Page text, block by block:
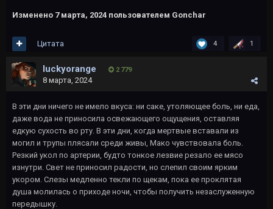
Изменено 7 марта, 2024 пользователем Gonchar
4 1
Цитата
luckyorange 2 779
8 марта, 2024
В эти дни ничего не имело вкуса: ни саке, утоляющее боль, ни еда,
даже вода не приносила освежающего ощущения, оставляя
едкую сухость во рту. В эти дни, когда мертвые вставали из
могил и трупы плясали среди живы, Мако чувствовала боль.
Резкий укол по артерии, будто тонкое лезвие резало ее мясо
изнутри. Свет не приносил радости, но слепил своим ярким
укором. Слезы медленно текли по щекам, пока ее проклятая
душа молилась о приходе ночи, чтобы получить незаслуженную
передышку.